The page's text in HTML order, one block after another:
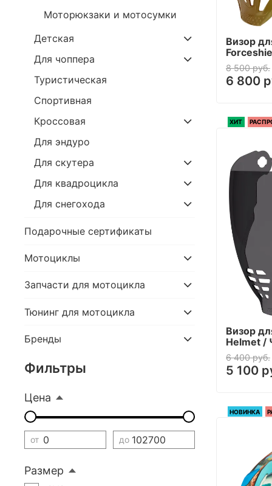
Визор
8 500 руб.
6 800
ХИТ
Визор
Helmet /
6 400 руб.
5 100
НОВИНКА
Моторюкзаки и мотосумки
Детская
Для чоппера
Туристическая
Спортивная
Кроссовая
Для эндуро
Для скутера
Для квадроцикла
Для снегохода
Подарочные сертификаты
Мотоциклы
Запчасти для мотоцикла
Тюнинг для мотоцикла
Бренды
Фильтры
Цена
от до
Размер